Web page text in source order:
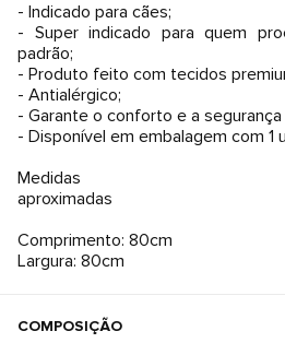
- Indicado para cães;
- Super indicado para quem
padrão;
- Produto feito com tecidos
- Antialérgico;
- Garante o conforto e a
- Disponível em embalagem com 1
Medidas
aproximadas
Comprimento: 80cm
Largura: 80cm
COMPOSIÇÃO